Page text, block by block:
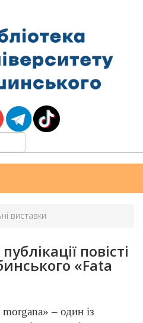
виставки
повісті
«Fata
morgana» – один із